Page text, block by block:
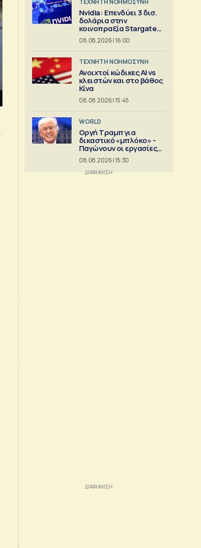
TΕΧΝΗΤΗ ΝΟΗΜΟΣΥΝΗ
Nvidia: Επενδύει 3 δισ.
δολάρια στην
κοινοπραξία Stargate
για κέντρα δεδομένων
08.08.2026 | 16:00
TΕΧΝΗΤΗ ΝΟΗΜΟΣΥΝΗ
Ανοιχτοί κώδικες AI vs
κλειστών και στο βάθος
Κίνα
08.08.2026 | 15:45
WORLD
Οργή Τραμπ για
δικαστικό «μπλόκο» -
Παγώνουν οι εργασίες
στη νέα αίθουσα
δεξιώσεων
08.08.2026 | 15:30